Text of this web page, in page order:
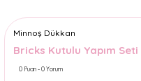
Minnoş Dükkan
Bricks Kutulu Yapım
0 Puan - 0 Yorum